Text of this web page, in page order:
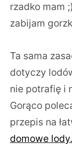
rzadko mam
zabijam
Ta sama
dotyczy
nie potrafię i
Gorąco
przepis na
domowe lody.